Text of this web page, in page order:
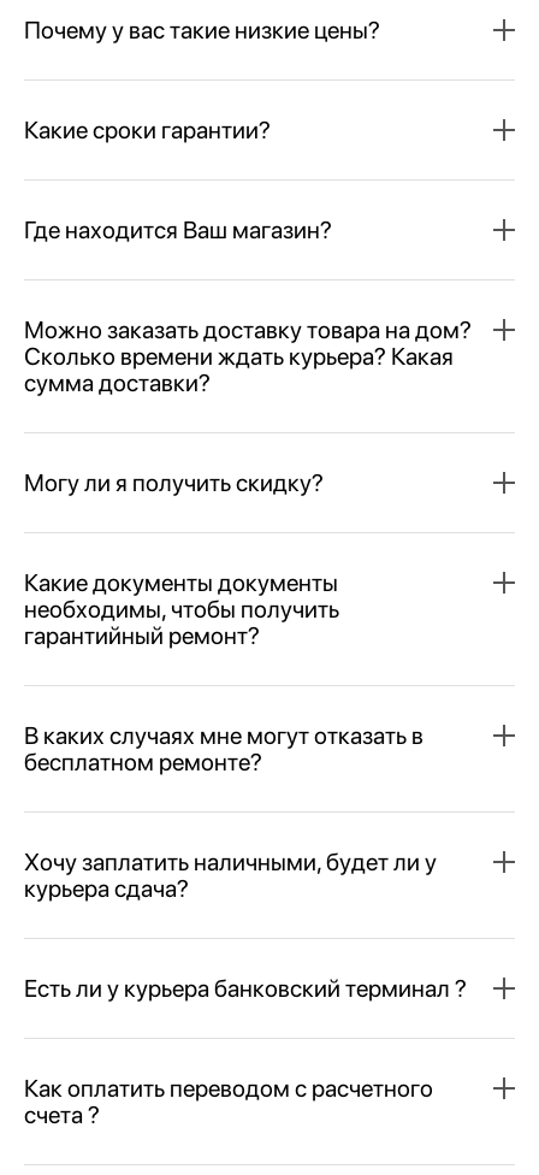
Почему у вас такие низкие цены?
Какие сроки гарантии?
Где находится Ваш магазин?
Можно заказать доставку товара на дом?
Сколько времени ждать курьера? Какая
сумма доставки?
Могу ли я получить скидку?
Какие документы документы
необходимы, чтобы получить
гарантийный ремонт?
В каких случаях мне могут отказать в
бесплатном ремонте?
Хочу заплатить наличными, будет ли у
курьера сдача?
Есть ли у курьера банковский терминал ?
Как оплатить переводом с расчетного
счета ?